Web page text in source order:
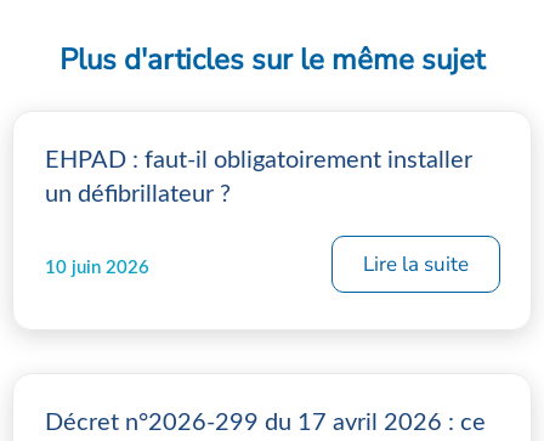
Plus d'articles sur le même sujet
EHPAD : faut-il obligatoirement installer
un défibrillateur ?
10 juin 2026 Lire la suite
Décret n°2026-299 du 17 avril 2026 : ce